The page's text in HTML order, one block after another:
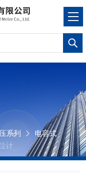
系列
电容式
1151DP 液位计